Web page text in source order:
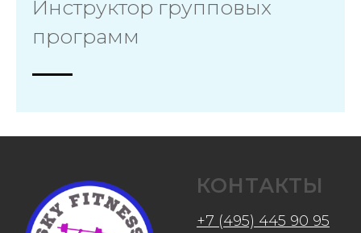
Инструктор групповых
программ
КОНТАКТЫ
+7 (495) 445 90 95